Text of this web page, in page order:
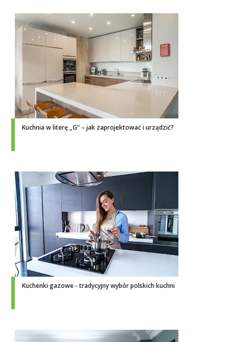
Kuchnia w literę „G” – jak zaprojektować i urządzić?
Kuchenki gazowe - tradycyjny wybór polskich kuchni